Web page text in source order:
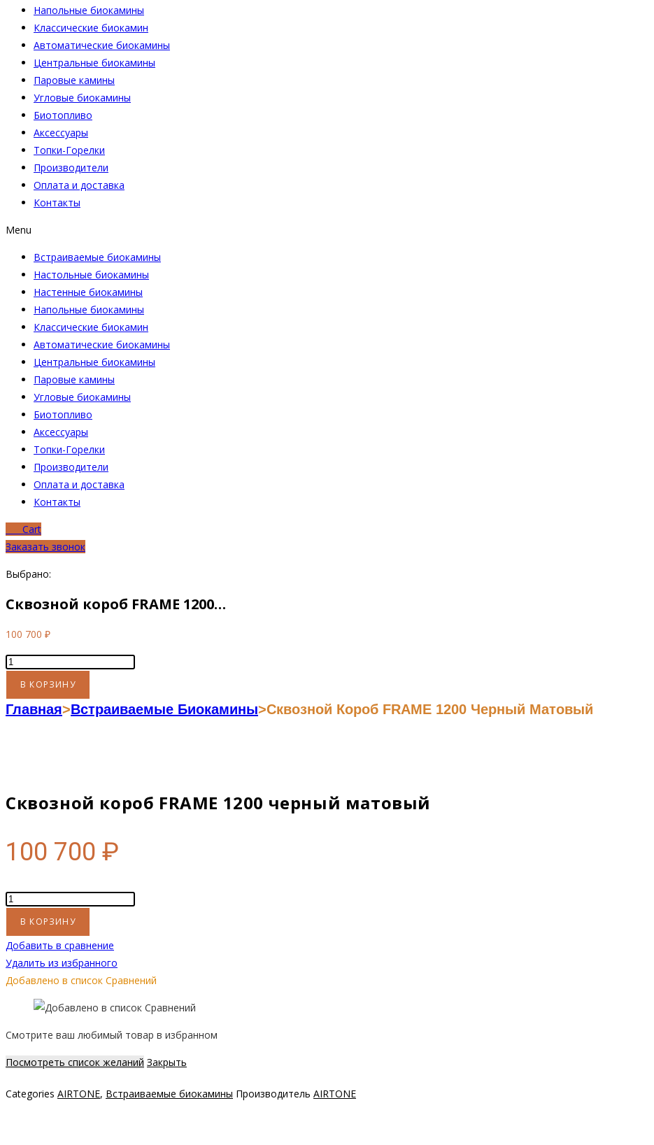
Напольные биокамины
Классические биокамин
Автоматические биокамины
Центральные биокамины
Паровые камины
Угловые биокамины
Биотопливо
Аксессуары
Топки-Горелки
Производители
Оплата и доставка
Контакты
Menu
Встраиваемые биокамины
Настoльные биокамины
Настенные биокамины
Напольные биокамины
Классические биокамин
Автоматические биокамины
Центральные биокамины
Паровые камины
Угловые биокамины
Биотопливо
Аксессуары
Топки-Горелки
Производители
Оплата и доставка
Контакты
Cart
Заказать звонок
Выбрано:
Сквозной короб FRAME 1200…
100 700 ₽
Количество
товара
Сквозной
короб
В КОРЗИНУ
Главная>Встраиваемые Биокамины>Сквозной Короб FRAME 1200 Черный Матовый
Сквозной короб FRAME 1200 черный матовый
100 700 ₽
Количество
товара
Сквозной
короб
FRAME
1200
черный
В КОРЗИНУ
Добавить в сравнение
Удалить из избранного
Добавлено в список Сравнений
Смотрите ваш любимый товар в избранном
Посмотреть список желаний Закрыть
Categories AIRTONE, Встраиваемые биокамины Производитель AIRTONE